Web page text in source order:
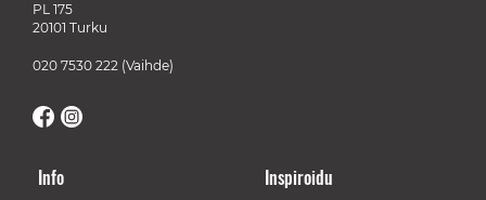
PL 175
20101 Turku
020 7530 222 (Vaihde)
Info Inspiroidu